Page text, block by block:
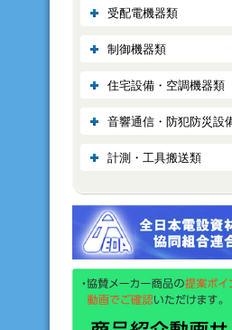
受配電機器類
制御機器類
住宅設備・空調機器類
音響通信・防犯防災設
計測・工具搬送類